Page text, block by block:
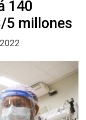
140
5 millones